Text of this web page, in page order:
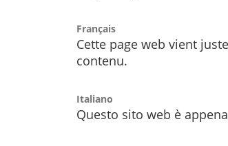
Français
Cette page web vient
contenu.
Italiano
Questo sito web è